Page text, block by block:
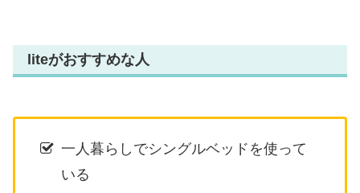
liteがおすすめな人
一人暮らしでシングルベッドを使って
いる